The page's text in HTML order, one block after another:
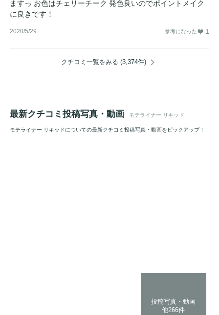
ますっ お色はチェリーチーク 発色良いのでポイントメイク
に良きです！
2020/5/29 参考になった 1
クチコミ一覧をみる (3,374件)
最新クチコミ投稿写真・動画 モテライナー リキッド
モテライナー リキッドについての最新クチコミ投稿写真・動画をピックアップ！
投稿写真・動画
他266件